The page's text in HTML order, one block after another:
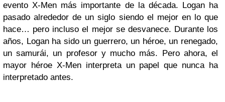
evento X-Men más importante de la década. Logan ha
pasado alrededor de un siglo siendo el mejor en lo que
hace… pero incluso el mejor se desvanece. Durante los
años, Logan ha sido un guerrero, un héroe, un renegado,
un samurái, un profesor y mucho más. Pero ahora, el
mayor héroe X-Men interpreta un papel que nunca ha
interpretado antes.